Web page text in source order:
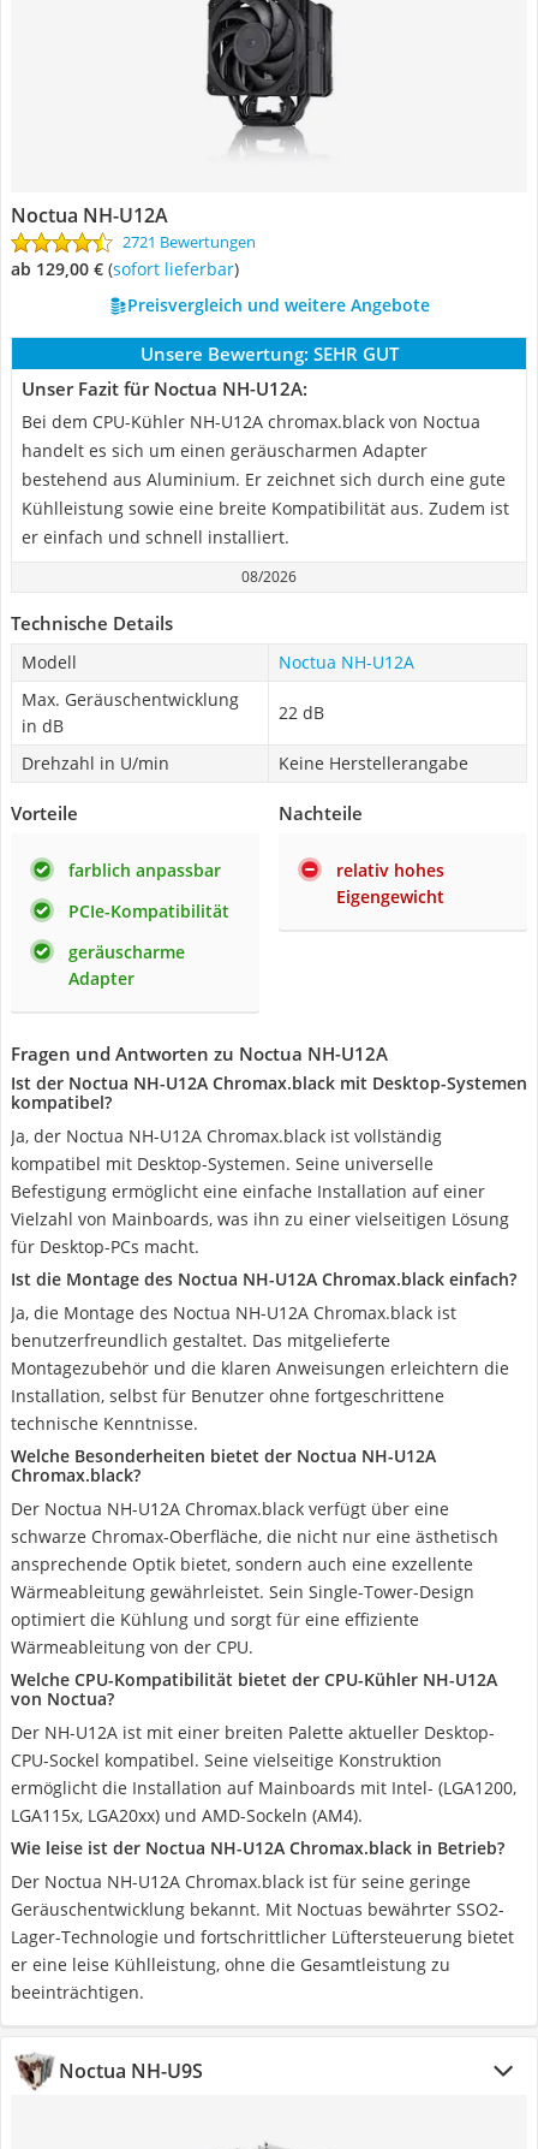
Noctua NH-U12A
2721 Bewertungen
ab 129,00 € ( Sofort lieferbar)
Preisvergleich und weitere Angebote
Unsere Bewertung: SEHR GUT
Unser Fazit für Noctua NH-U12A:
Bei dem CPU-Kühler NH-U12A chromax.black von Noctua
handelt es sich um einen geräuscharmen Adapter
bestehend aus Aluminium. Er zeichnet sich durch eine gute
Kühlleistung sowie eine breite Kompatibilität aus. Zudem ist
er einfach und schnell installiert.
08/2026
Technische Details
Modell
Noctua NH-U12A
Max. Geräuschentwicklung
in dB
22 dB
Drehzahl in U/min Keine Herstellerangabe
Vorteile
farblich anpassbar
PCIe-Kompatibilität
geräuscharme
Adapter
Nachteile
relativ hohes
Eigengewicht
Fragen und Antworten zu Noctua NH-U12A
Ist der Noctua NH-U12A Chromax.black mit Desktop-Systemen
kompatibel?
Ja, der Noctua NH-U12A Chromax.black ist vollständig
kompatibel mit Desktop-Systemen. Seine universelle
Befestigung ermöglicht eine einfache Installation auf einer
Vielzahl von Mainboards, was ihn zu einer vielseitigen Lösung
für Desktop-PCs macht.
Ist die Montage des Noctua NH-U12A Chromax.black einfach?
Ja, die Montage des Noctua NH-U12A Chromax.black ist
benutzerfreundlich gestaltet. Das mitgelieferte
Montagezubehör und die klaren Anweisungen erleichtern die
Installation, selbst für Benutzer ohne fortgeschrittene
technische Kenntnisse.
Welche Besonderheiten bietet der Noctua NH-U12A
Chromax.black?
Der Noctua NH-U12A Chromax.black verfügt über eine
schwarze Chromax-Oberfläche, die nicht nur eine ästhetisch
ansprechende Optik bietet, sondern auch eine exzellente
Wärmeableitung gewährleistet. Sein Single-Tower-Design
optimiert die Kühlung und sorgt für eine effiziente
Wärmeableitung von der CPU.
Welche CPU-Kompatibilität bietet der CPU-Kühler NH-U12A
von Noctua?
Der NH-U12A ist mit einer breiten Palette aktueller Desktop-
CPU-Sockel kompatibel. Seine vielseitige Konstruktion
ermöglicht die Installation auf Mainboards mit Intel- (LGA1200,
LGA115x, LGA20xx) und AMD-Sockeln (AM4).
Wie leise ist der Noctua NH-U12A Chromax.black in Betrieb?
Der Noctua NH-U12A Chromax.black ist für seine geringe
Geräuschentwicklung bekannt. Mit Noctuas bewährter SSO2-
Lager-Technologie und fortschrittlicher Lüftersteuerung bietet
er eine leise Kühlleistung, ohne die Gesamtleistung zu
beeinträchtigen.
Noctua NH-U9S